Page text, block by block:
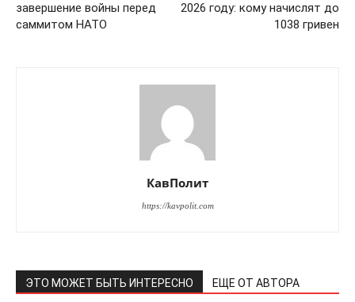
завершение войны перед
саммитом НАТО
2026 году: кому начислят до
1038 гривен
КавПолит
https://kavpolit.com
ЭТО МОЖЕТ БЫТЬ ИНТЕРЕСНО ЕЩЕ ОТ АВТОРА